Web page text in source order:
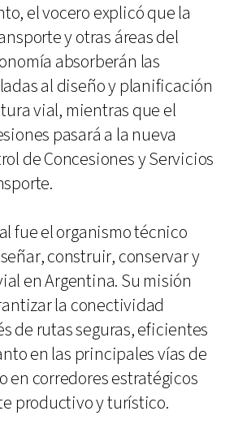
el vocero explicó que la
y otras áreas del
absorberán las
al diseño y planificación
vial, mientras que el
pasará a la nueva
de Concesiones y Servicios
fue el organismo técnico
construir, conservar y
en Argentina. Su misión
la conectividad
de rutas seguras, eficientes
en las principales vías de
en corredores estratégicos
productivo y turístico.